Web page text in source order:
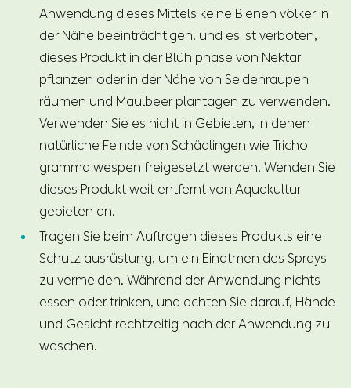
Anwendung dieses Mittels keine Bienen völker in
der Nähe beeinträchtigen. und es ist verboten,
dieses Produkt in der Blüh phase von Nektar
pflanzen oder in der Nähe von Seidenraupen
räumen und Maulbeer plantagen zu verwenden.
Verwenden Sie es nicht in Gebieten, in denen
natürliche Feinde von Schädlingen wie Tricho
gramma wespen freigesetzt werden. Wenden Sie
dieses Produkt weit entfernt von Aquakultur
gebieten an.
Tragen Sie beim Auftragen dieses Produkts eine
Schutz ausrüstung, um ein Einatmen des Sprays
zu vermeiden. Während der Anwendung nichts
essen oder trinken, und achten Sie darauf, Hände
und Gesicht rechtzeitig nach der Anwendung zu
waschen.